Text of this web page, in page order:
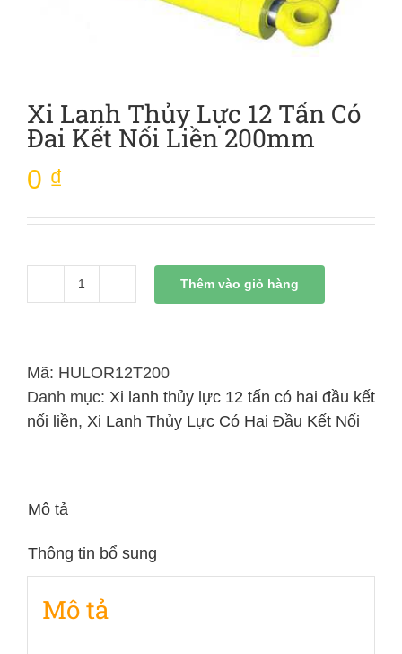
Xi Lanh Thủy Lực 12 Tấn Có
Đai Kết Nối Liền 200mm
0 ₫
Xi
Lực
12
Tấn
200mm
lượng
Thêm vào giỏ hàng
Mã: HULOR12T200
Danh mục: Xi lanh thủy lực 12 tấn có hai đầu kết
nối liền, Xi Lanh Thủy Lực Có Hai Đầu Kết Nối
Mô tả
Thông tin bổ sung
Mô tả